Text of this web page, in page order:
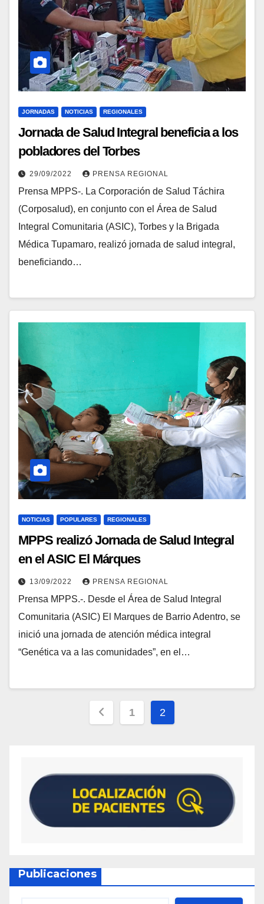
JORNADAS NOTICIAS REGIONALES
Jornada de Salud Integral beneficia a los
pobladores del Torbes
29/09/2022 PRENSA REGIONAL
Prensa MPPS-. La Corporación de Salud Táchira
(Corposalud), en conjunto con el Área de Salud
Integral Comunitaria (ASIC), Torbes y la Brigada
Médica Tupamaro, realizó jornada de salud integral,
beneficiando…
NOTICIAS POPULARES REGIONALES
MPPS realizó Jornada de Salud Integral
en el ASIC El Márques
13/09/2022 PRENSA REGIONAL
Prensa MPPS.-. Desde el Área de Salud Integral
Comunitaria (ASIC) El Marques de Barrio Adentro, se
inició una jornada de atención médica integral
“Genética va a las comunidades”, en el…
1 2
Publicaciones